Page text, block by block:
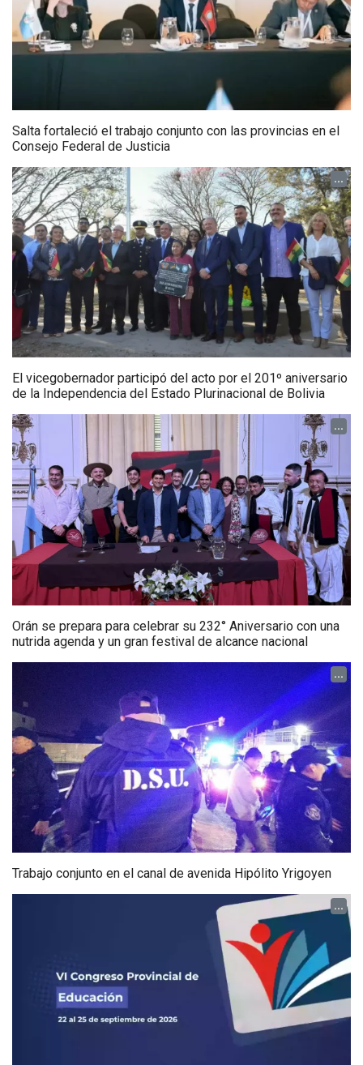
Salta fortaleció el trabajo conjunto con las provincias en el
Consejo Federal de Justicia
...
El vicegobernador participó del acto por el 201º aniversario
de la Independencia del Estado Plurinacional de Bolivia
...
Orán se prepara para celebrar su 232° Aniversario con una
nutrida agenda y un gran festival de alcance nacional
...
Trabajo conjunto en el canal de avenida Hipólito Yrigoyen
...